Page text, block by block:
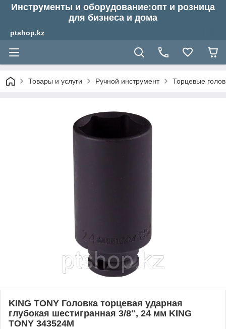
Инструменты и оборудование:опт и розница
для бизнеса и дома
ptshop.kz
Товары и услуги Ручной инструмент Торцевые
KING TONY Головка торцевая ударная
глубокая шестигранная 3/8", 24 мм KING
TONY 343524M